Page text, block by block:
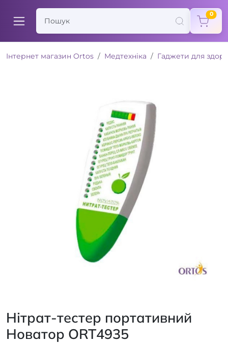
0
Інтернет магазин Ortos Медтехніка Гаджети для
Нітрат-тестер портативний
Новатор ORT4935